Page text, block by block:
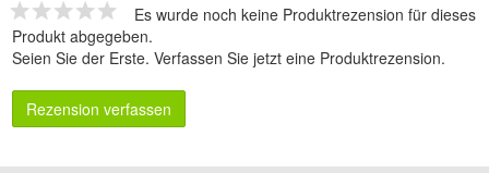
Es wurde noch keine Produktrezension für dieses
Produkt abgegeben.
Seien Sie der Erste. Verfassen Sie jetzt eine Produktrezension.
Rezension verfassen